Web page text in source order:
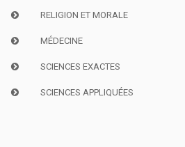
RELIGION ET MORALE
MÉDECINE
SCIENCES EXACTES
SCIENCES APPLIQUÉES